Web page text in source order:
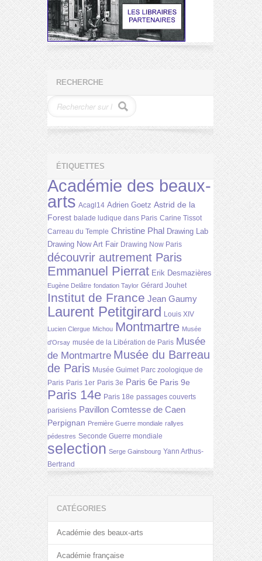
RECHERCHE
ÉTIQUETTES
Académie des beaux-
arts Acagl14 Adrien Goetz Astrid de la
Forest balade ludique dans Paris Carine Tissot
Carreau du Temple Christine Phal Drawing Lab
Drawing Now Art Fair Drawing Now Paris
découvrir autrement Paris
Emmanuel Pierrat Erik Desmazières
Eugène Delâtre fondation Taylor Gérard Jouhet
Institut de France Jean Gaumy
Laurent Petitgirard Louis XIV
Lucien Clergue Michou Montmartre Musée
d'Orsay musée de la Libération de Paris Musée
de Montmartre Musée du Barreau
de Paris Musée Guimet Parc zoologique de
Paris Paris 1er Paris 3e Paris 6e Paris 9e
Paris 14e Paris 18e passages couverts
parisiens Pavillon Comtesse de Caen
Perpignan Première Guerre mondiale rallyes
pédestres Seconde Guerre mondiale
selection Serge Gainsbourg Yann Arthus-
Bertrand
CATÉGORIES
Académie des beaux-arts
Académie française